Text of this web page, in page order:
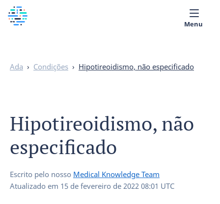
Biblioteca Médica
Menu
Ada › Condições › Hipotireoidismo, não especificado
Hipotireoidismo, não
especificado
Escrito pelo nosso Medical Knowledge Team
Atualizado em 15 de fevereiro de 2022 08:01 UTC